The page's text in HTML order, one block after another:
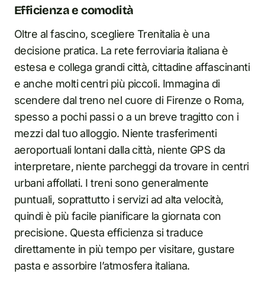
Efficienza e comodità
Oltre al fascino, scegliere Trenitalia è una
decisione pratica. La rete ferroviaria italiana è
estesa e collega grandi città, cittadine affascinanti
e anche molti centri più piccoli. Immagina di
scendere dal treno nel cuore di Firenze o Roma,
spesso a pochi passi o a un breve tragitto con i
mezzi dal tuo alloggio. Niente trasferimenti
aeroportuali lontani dalla città, niente GPS da
interpretare, niente parcheggi da trovare in centri
urbani affollati. I treni sono generalmente
puntuali, soprattutto i servizi ad alta velocità,
quindi è più facile pianificare la giornata con
precisione. Questa efficienza si traduce
direttamente in più tempo per visitare, gustare
pasta e assorbire l’atmosfera italiana.